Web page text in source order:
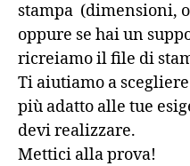
stampa (dimensioni,
oppure se hai un
ricreiamo il file di
Ti aiutiamo a
più adatto alle tue
devi realizzare.
Mettici alla prova!